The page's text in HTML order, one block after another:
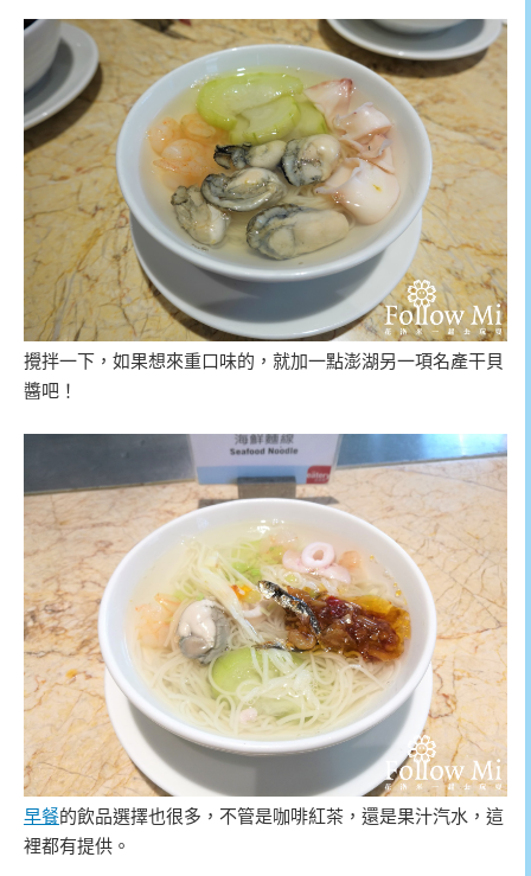
攪拌一下，如果想來重口味的，就加一點澎湖另一項名產干貝
醬吧！
早餐的飲品選擇也很多，不管是咖啡紅茶，還是果汁汽水，這
裡都有提供。